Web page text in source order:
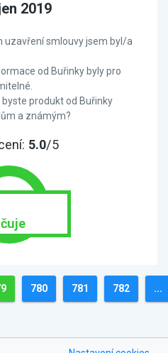
2019
uzavření smlouvy jsem byl/a
od Buřinky byly pro
byste produkt od Buřinky
a známým?
5.0/5
780 781 782 ...